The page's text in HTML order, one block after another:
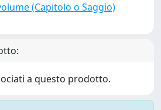
(Capitolo o Saggio)
a questo prodotto.